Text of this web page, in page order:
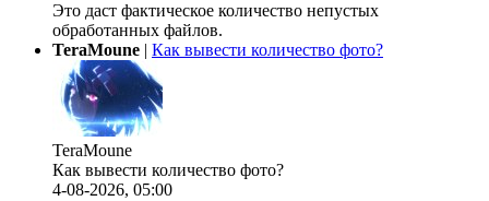
Это даст фактическое количество непустых
обработанных файлов.
TeraMoune | Как вывести количество фото?
TeraMoune
Как вывести количество фото?
4-08-2026, 05:00